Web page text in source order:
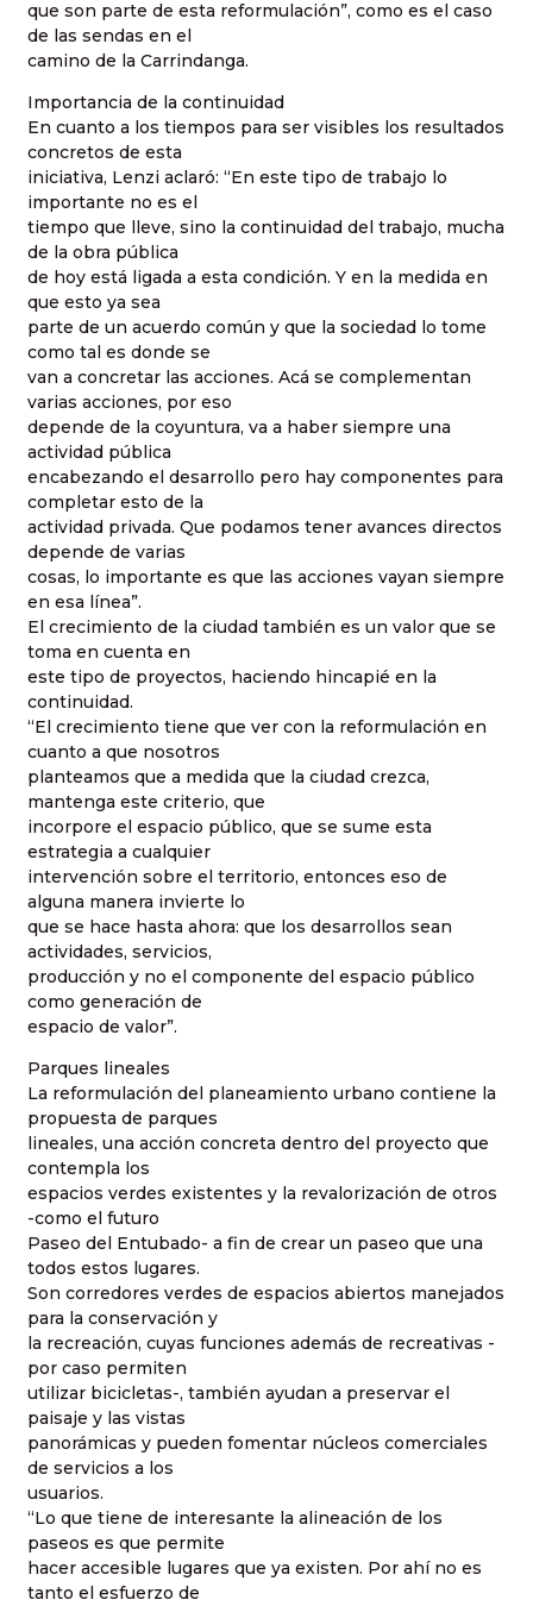
que son parte de esta reformulación”, como es el caso
de las sendas en el
camino de la Carrindanga.
Importancia de la continuidad
En cuanto a los tiempos para ser visibles los resultados
concretos de esta
iniciativa, Lenzi aclaró: “En este tipo de trabajo lo
importante no es el
tiempo que lleve, sino la continuidad del trabajo, mucha
de la obra pública
de hoy está ligada a esta condición. Y en la medida en
que esto ya sea
parte de un acuerdo común y que la sociedad lo tome
como tal es donde se
van a concretar las acciones. Acá se complementan
varias acciones, por eso
depende de la coyuntura, va a haber siempre una
actividad pública
encabezando el desarrollo pero hay componentes para
completar esto de la
actividad privada. Que podamos tener avances directos
depende de varias
cosas, lo importante es que las acciones vayan siempre
en esa línea”.
El crecimiento de la ciudad también es un valor que se
toma en cuenta en
este tipo de proyectos, haciendo hincapié en la
continuidad.
“El crecimiento tiene que ver con la reformulación en
cuanto a que nosotros
planteamos que a medida que la ciudad crezca,
mantenga este criterio, que
incorpore el espacio público, que se sume esta
estrategia a cualquier
intervención sobre el territorio, entonces eso de
alguna manera invierte lo
que se hace hasta ahora: que los desarrollos sean
actividades, servicios,
producción y no el componente del espacio público
como generación de
espacio de valor”.
Parques lineales
La reformulación del planeamiento urbano contiene la
propuesta de parques
lineales, una acción concreta dentro del proyecto que
contempla los
espacios verdes existentes y la revalorización de otros
-como el futuro
Paseo del Entubado- a fin de crear un paseo que una
todos estos lugares.
Son corredores verdes de espacios abiertos manejados
para la conservación y
la recreación, cuyas funciones además de recreativas -
por caso permiten
utilizar bicicletas-, también ayudan a preservar el
paisaje y las vistas
panorámicas y pueden fomentar núcleos comerciales
de servicios a los
usuarios.
“Lo que tiene de interesante la alineación de los
paseos es que permite
hacer accesible lugares que ya existen. Por ahí no es
tanto el esfuerzo de